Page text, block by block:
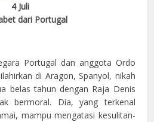
4 Juli
dari Portugal
Portugal dan anggota Ordo
di Aragon, Spanyol, nikah
belas tahun dengan Raja Denis
bermoral. Dia, yang terkenal
mampu mengatasi kesulitan-